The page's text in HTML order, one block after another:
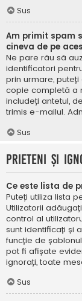
Sus
Am primit spam
cineva de pe
Ne pare rău să
identificatori
prin urmare,
copie completă a
includeți antetul,
trimis e-mailul.
Sus
Prieteni și
Ce este lista de
Puteți utiliza lista
Utilizatorii
control al
sunt identificați și
funcție de
pot fi afișate
ignorați, toate
Sus